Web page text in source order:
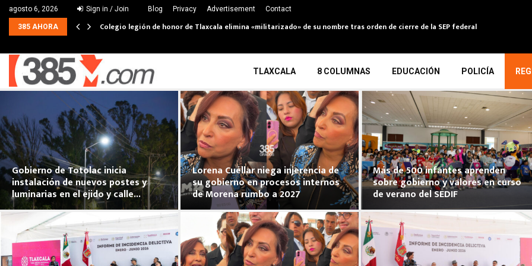
agosto 6, 2026 Sign in / Join Blog Privacy Advertisement Contact
385 AHORA Colegio legión de honor de Tlaxcala elimina «militarizado» de su nombre tras orden de cierre de la SEP federal
TLAXCALA 8 COLUMNAS EDUCACIÓN POLICÍA
Gobierno de Totolac inicia
instalación de nuevos postes y
luminarias en el ejido y calle...
Lorena Cuéllar niega injerencia de
su gobierno en procesos internos
de Morena rumbo a 2027
Más de 500 infantes aprenden
sobre gobierno y valores en curso
de verano del SEDIF